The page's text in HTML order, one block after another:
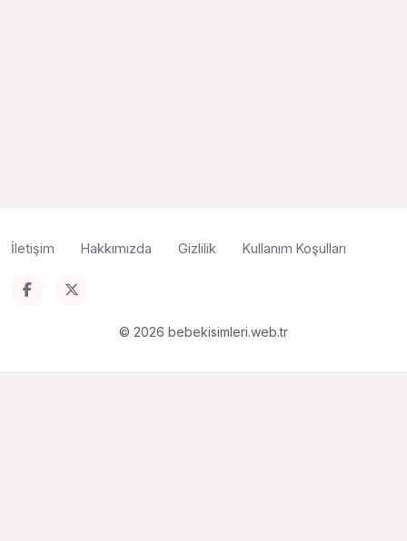
İletişim Hakkımızda Gizlilik Kullanım Koşulları
© 2026 bebekisimleri.web.tr